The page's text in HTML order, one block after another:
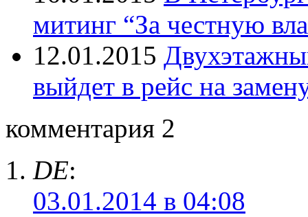
митинг “За честную
12.01.2015
выйдет в рейс на
комментария 2
DE:
03.01.2014 в 04:08